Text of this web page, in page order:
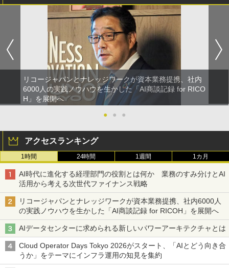
リコージャパンとナレッジワークが資本業務提携、社内
6000人の実践ノウハウを生かした「AI商談記録 for RICO
H」を展開へ
●
● ●
アクセスランキング
1時間 24時間 1週間 1カ月
AI時代に進化する経理部門の役割とは何か 業務のすみ分けとAI
活用から考える次世代ファイナンス戦略
リコージャパンとナレッジワークが資本業務提携、社内6000人
の実践ノウハウを生かした「AI商談記録 for RICOH」を展開へ
AIデータセンターに求められる新しいパワーアーキテクチャとは
Cloud Operator Days Tokyo 2026がスタート、「AIとどう向き合
うか」をテーマにインフラ運用の知見を集約